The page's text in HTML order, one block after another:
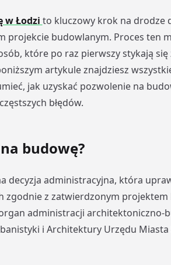
w Łodzi to kluczowy krok na drodze
projekcie budowlanym. Proces ten
które po raz pierwszy stykają się
artykule znajdziesz
jak uzyskać pozwolenie na
błędów.
budowę?
decyzja administracyjna, która
zgodnie z zatwierdzonym
administracji architektoniczno-
i Architektury Urzędu Miasta